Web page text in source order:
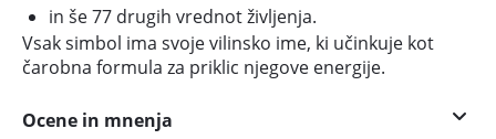
in še 77 drugih vrednot življenja.
Vsak simbol ima svoje vilinsko ime, ki učinkuje kot
čarobna formula za priklic njegove energije.
Ocene in mnenja